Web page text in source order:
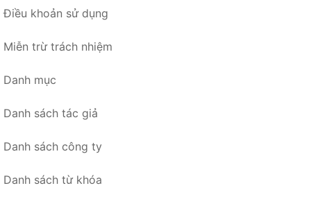
Điều khoản sử dụng
Miễn trừ trách nhiệm
Danh mục
Danh sách tác giả
Danh sách công ty
Danh sách từ khóa